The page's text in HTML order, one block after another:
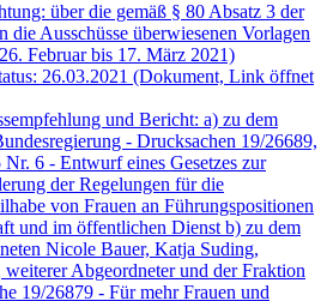
über die gemäß § 80 Absatz 3 der
die Ausschüsse überwiesenen Vorlagen
Februar bis 17. März 2021)
26.03.2021 (Dokument, Link öffnet
und Bericht: a) zu dem
- Drucksachen 19/26689,
6 - Entwurf eines Gesetzes zur
der Regelungen für die
von Frauen an Führungspositionen
und im öffentlichen Dienst b) zu dem
Nicole Bauer, Katja Suding,
Abgeordneter und der Fraktion
19/26879 - Für mehr Frauen und